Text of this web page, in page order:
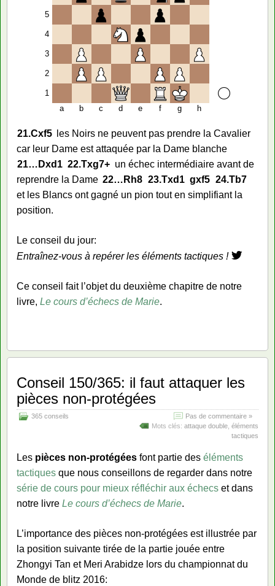
5
4
3
2
1
a
b c d e f g h
21.Cxf5
les Noirs ne peuvent pas prendre la Cavalier
car leur Dame est attaquée par la Dame blanche
21… Dxd1 22.Txg7+ un échec intermédiaire avant de
reprendre la Dame 22… Rh8 23.Txd1 gxf5 24.Tb7
et les Blancs ont gagné un pion tout en simplifiant la
position.
Le conseil du jour:
Entraînez-vous à repérer les éléments tactiques !
Ce conseil fait l’objet du deuxième chapitre de notre
livre, Le cours d’échecs de Marie.
Conseil 150/365: il faut attaquer les
pièces non-protégées
365 conseils
Pas de commentaire »
Mots clés: attaque double éléments
tactiques
Les pièces non-protégées font partie des éléments
tactiques que nous conseillons de regarder dans notre
série de cours pour mieux réfléchir aux échecs et dans
notre livre Le cours d’échecs de Marie.
L’importance des pièces non-protégées est illustrée par
la position suivante tirée de la partie jouée entre
Zhongyi Tan et Meri Arabidze lors du championnat du
Monde de blitz 2016: